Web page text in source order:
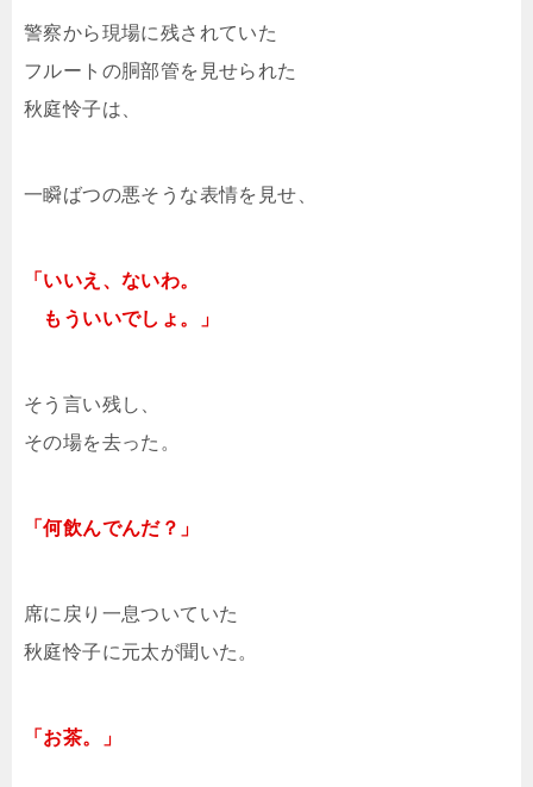
警察から現場に残されていた
フルートの胴部管を見せられた
秋庭怜子は、
一瞬ばつの悪そうな表情を見せ、
「いいえ、ないわ。
もういいでしょ。」
そう言い残し、
その場を去った。
「何飲んでんだ？」
席に戻り一息ついていた
秋庭怜子に元太が聞いた。
「お茶。」